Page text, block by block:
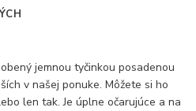
jemnou tyčinkou posadenou
v našej ponuke. Môžete si ho
len tak. Je úplne očarujúce a na